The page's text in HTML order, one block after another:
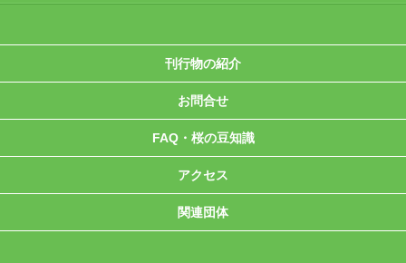
刊行物の紹介
お問合せ
FAQ・桜の豆知識
アクセス
関連団体